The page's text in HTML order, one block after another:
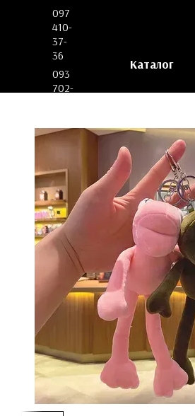
Перейти к основному контенту
097
410-
37-
36
093
702-
Каталог